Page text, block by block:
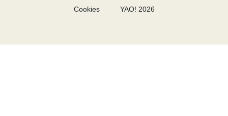
Cookies
YAO! 2026